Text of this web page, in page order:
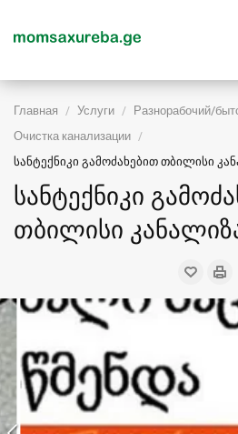
Главная Услуги
Разнорабочий/
Очистка канализации
სანტექნიკი გამოძახებით თბილისი
სანტექნიკი
თბილისი